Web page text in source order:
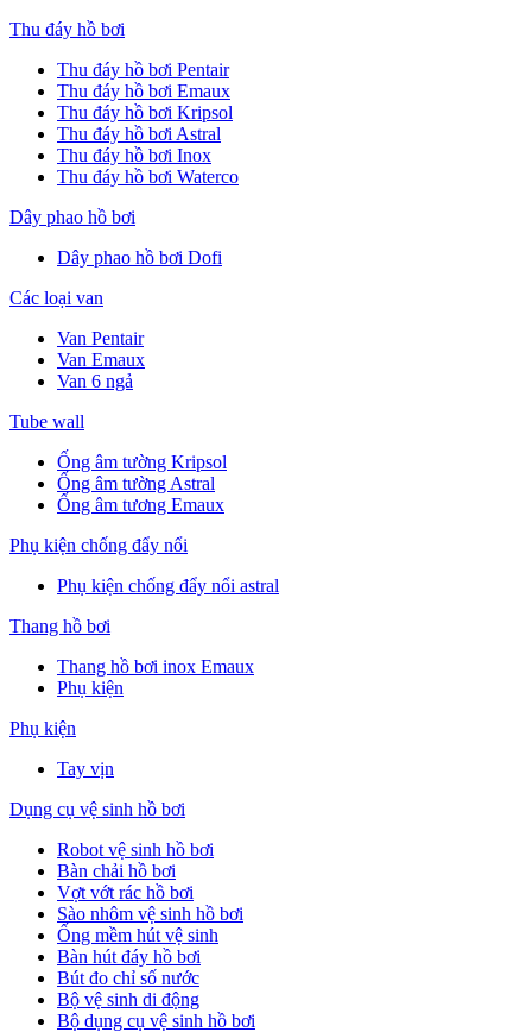
Thu đáy hồ bơi
Thu đáy hồ bơi Pentair
Thu đáy hồ bơi Emaux
Thu đáy hồ bơi Kripsol
Thu đáy hồ bơi Astral
Thu đáy hồ bơi Inox
Thu đáy hồ bơi Waterco
Dây phao hồ bơi
Dây phao hồ bơi Dofi
Các loại van
Van Pentair
Van Emaux
Van 6 ngả
Tube wall
Ống âm tường Kripsol
Ống âm tường Astral
Ống âm tương Emaux
Phụ kiện chống đẩy nổi
Phụ kiện chống đẩy nổi astral
Thang hồ bơi
Thang hồ bơi inox Emaux
Phụ kiện
Phụ kiện
Tay vịn
Dụng cụ vệ sinh hồ bơi
Robot vệ sinh hồ bơi
Bàn chải hồ bơi
Vợt vớt rác hồ bơi
Sào nhôm vệ sinh hồ bơi
Ống mềm hút vệ sinh
Bàn hút đáy hồ bơi
Bút đo chỉ số nước
Bộ vệ sinh di động
Bộ dụng cụ vệ sinh hồ bơi